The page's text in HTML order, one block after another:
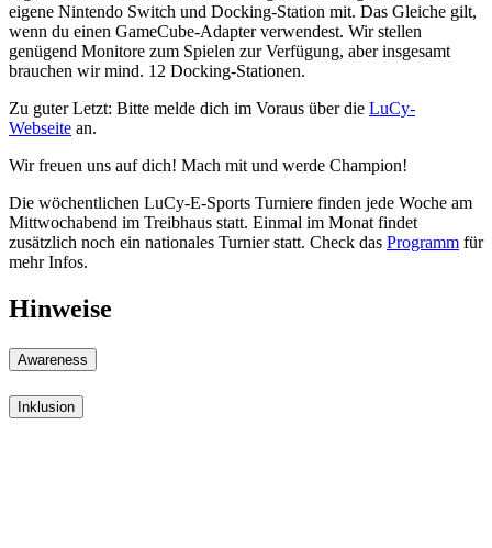
eigene Nintendo Switch und Docking-Station mit. Das Gleiche gilt,
wenn du einen GameCube-Adapter verwendest. Wir stellen
genügend Monitore zum Spielen zur Verfügung, aber insgesamt
brauchen wir mind. 12 Docking-Stationen.
Zu guter Letzt: Bitte melde dich im Voraus über die LuCy-
Webseite an.
Wir freuen uns auf dich! Mach mit und werde Champion!
Die wöchentlichen LuCy-E-Sports Turniere finden jede Woche am
Mittwochabend im Treibhaus statt. Einmal im Monat findet
zusätzlich noch ein nationales Turnier statt. Check das Programm für
mehr Infos.
Hinweise
Awareness
Inklusion